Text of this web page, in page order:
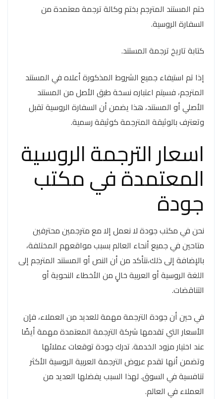
ختم المستند المترجم بختم وكالة ترجمة معتمدة من
السفارة الروسية.
كتابة تاريخ ترجمة المستند.
إذا تم استيفاء جميع الشروط المذكورة أعلاه في المستند
المترجم، فسيتم اعتباره نسخة طبق الأصل من المستند
الأصلي أو المستند، هذا يضمن أن السفارة الروسية تقبل
وتعترف بالوثيقة المترجمة كوثيقة رسمية.
اسعار الترجمة الروسية
المعتمدة في مكتب
جودة
نحن في مكتب جودة لا نعمل إلا مع مترجمين محترفين
متاحين في جميع أنحاء العالم بسبب مواقعهم المختلفة،
بالإضافة إلى ذلك،نتأكد من أن النص أو المستند المترجم إلى
اللغة الروسية أو العربية خالٍ من الأخطاء النحوية أو
التناقضات.
في حين أن جودة الترجمة مهمة للعديد من العملاء، فإن
الأسعار التي تقدمها شركة الترجمة المعتمدة مهمة أيضًا
عند اختيار مزود الخدمة. تدرك جودة توقعات عملائها
وتضمن أنها تقدم عروض الترجمة العربية الروسية الأكثر
تنافسية في السوق. لهذا السبب يفضلها العديد من
العملاء في العالم.